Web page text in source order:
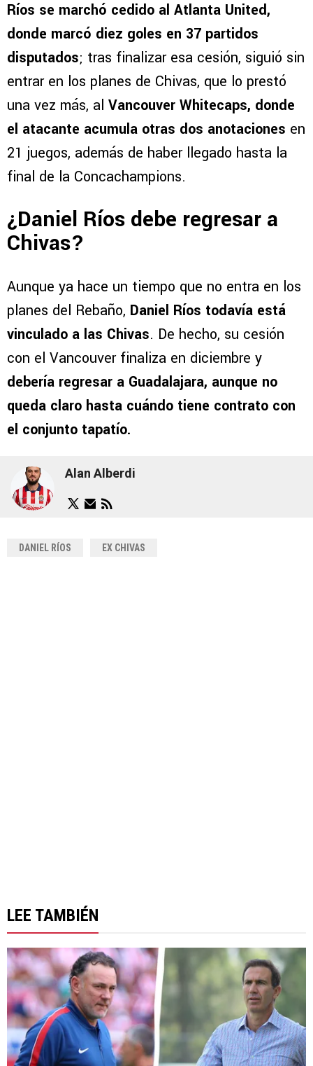
Ríos se marchó cedido al Atlanta United,
donde marcó diez goles en 37 partidos
disputados; tras finalizar esa cesión, siguió sin
entrar en los planes de Chivas, que lo prestó
una vez más, al Vancouver Whitecaps, donde
el atacante acumula otras dos anotaciones en
21 juegos, además de haber llegado hasta la
final de la Concachampions.
¿Daniel Ríos debe regresar a
Chivas?
Aunque ya hace un tiempo que no entra en los
planes del Rebaño, Daniel Ríos todavía está
vinculado a las Chivas. De hecho, su cesión
con el Vancouver finaliza en diciembre y
debería regresar a Guadalajara, aunque no
queda claro hasta cuándo tiene contrato con
el conjunto tapatío.
Alan Alberdi
DANIEL RÍOS EX CHIVAS
LEE TAMBIÉN